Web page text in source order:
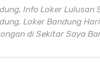
Info Loker Lulusan
Loker Bandung
di Sekitar Saya